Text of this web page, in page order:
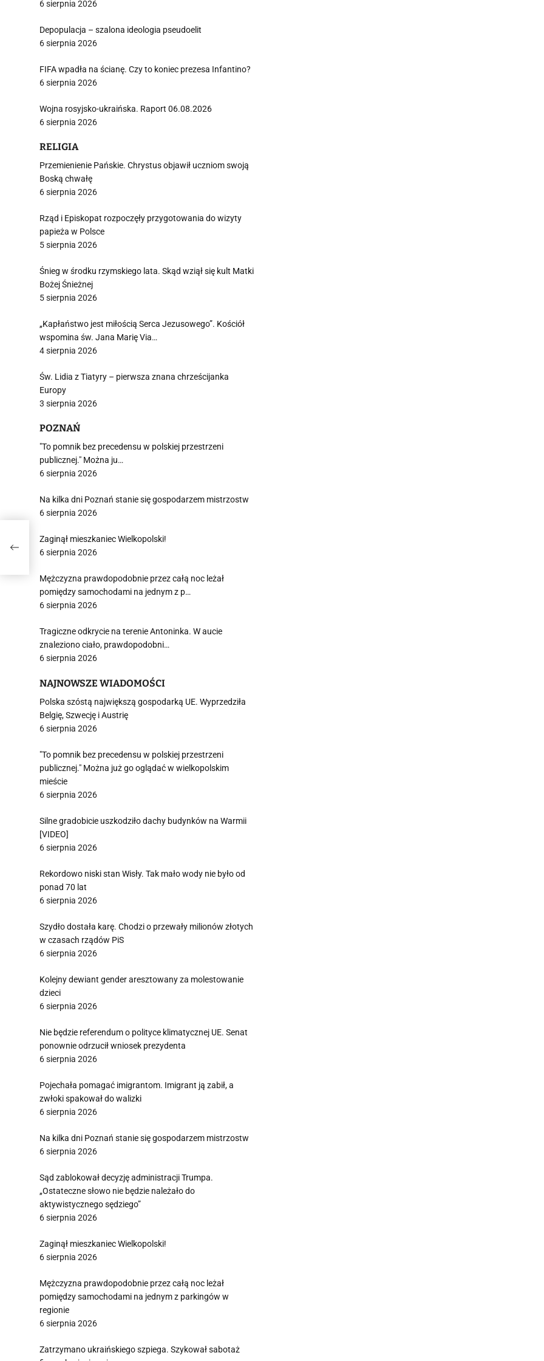
6 sierpnia 2026
Depopulacja – szalona ideologia pseudoelit
6 sierpnia 2026
FIFA wpadła na ścianę. Czy to koniec prezesa Infantino?
6 sierpnia 2026
Wojna rosyjsko-ukraińska. Raport 06.08.2026
6 sierpnia 2026
RELIGIA
Przemienienie Pańskie. Chrystus objawił uczniom swoją
Boską chwałę
6 sierpnia 2026
Rząd i Episkopat rozpoczęły przygotowania do wizyty
papieża w Polsce
5 sierpnia 2026
Śnieg w środku rzymskiego lata. Skąd wziął się kult Matki
Bożej Śnieżnej
5 sierpnia 2026
„Kapłaństwo jest miłością Serca Jezusowego”. Kościół
wspomina św. Jana Marię Via…
4 sierpnia 2026
Św. Lidia z Tiatyry – pierwsza znana chrześcijanka
Europy
3 sierpnia 2026
POZNAŃ
"To pomnik bez precedensu w polskiej przestrzeni
publicznej." Można ju…
6 sierpnia 2026
Na kilka dni Poznań stanie się gospodarzem mistrzostw
6 sierpnia 2026
Zaginął mieszkaniec Wielkopolski!
6 sierpnia 2026
Mężczyzna prawdopodobnie przez całą noc leżał
pomiędzy samochodami na jednym z p…
6 sierpnia 2026
Tragiczne odkrycie na terenie Antoninka. W aucie
znaleziono ciało, prawdopodobni…
6 sierpnia 2026
NAJNOWSZE WIADOMOŚCI
Polska szóstą największą gospodarką UE. Wyprzedziła
Belgię, Szwecję i Austrię
6 sierpnia 2026
"To pomnik bez precedensu w polskiej przestrzeni
publicznej." Można już go oglądać w wielkopolskim
mieście
6 sierpnia 2026
Silne gradobicie uszkodziło dachy budynków na Warmii
[VIDEO]
6 sierpnia 2026
Rekordowo niski stan Wisły. Tak mało wody nie było od
ponad 70 lat
6 sierpnia 2026
Szydło dostała karę. Chodzi o przewały milionów złotych
w czasach rządów PiS
6 sierpnia 2026
Kolejny dewiant gender aresztowany za molestowanie
dzieci
6 sierpnia 2026
Nie będzie referendum o polityce klimatycznej UE. Senat
ponownie odrzucił wniosek prezydenta
6 sierpnia 2026
Pojechała pomagać imigrantom. Imigrant ją zabił, a
zwłoki spakował do walizki
6 sierpnia 2026
Na kilka dni Poznań stanie się gospodarzem mistrzostw
6 sierpnia 2026
Sąd zablokował decyzję administracji Trumpa.
„Ostateczne słowo nie będzie należało do
aktywistycznego sędziego”
6 sierpnia 2026
Zaginął mieszkaniec Wielkopolski!
6 sierpnia 2026
Mężczyzna prawdopodobnie przez całą noc leżał
pomiędzy samochodami na jednym z parkingów w
regionie
6 sierpnia 2026
Zatrzymano ukraińskiego szpiega. Szykował sabotaż